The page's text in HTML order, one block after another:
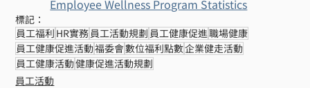
Employee Wellness Program Statistics
標記：
員工福利 HR實務 員工活動規劃 員工健康促進職場健康
員工健康促進活動福委會數位福利點數企業健走活動
員工健康活動健康促進活動規劃
員工活動